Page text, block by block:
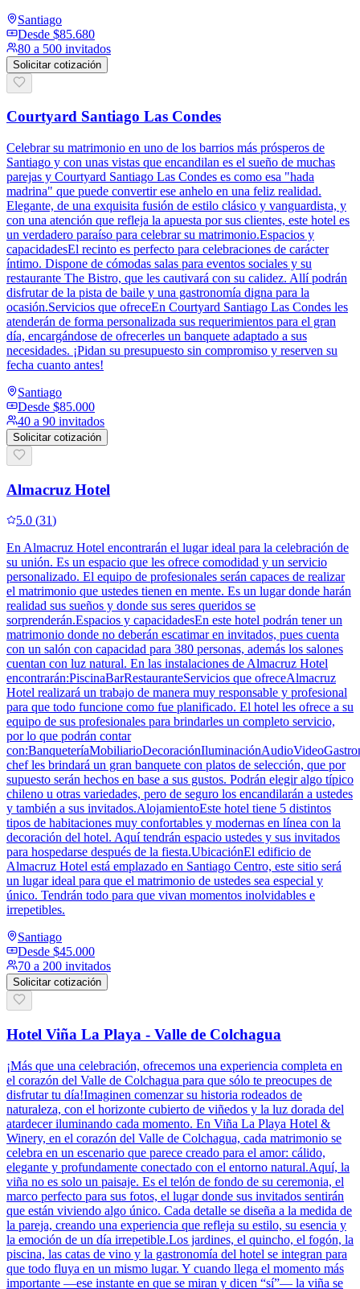
Santiago
Desde $85.680
80 a 500 invitados
Solicitar cotización
Courtyard Santiago Las Condes
Celebrar su matrimonio en uno de los barrios más prósperos de
Santiago y con unas vistas que encandilan es el sueño de muchas
parejas y Courtyard Santiago Las Condes es como esa "hada
madrina" que puede convertir ese anhelo en una feliz realidad.
Elegante, de una exquisita fusión de estilo clásico y vanguardista, y
con una atención que refleja la apuesta por sus clientes, este hotel es
un verdadero paraíso para celebrar su matrimonio.Espacios y
capacidadesEl recinto es perfecto para celebraciones de carácter
íntimo. Dispone de cómodas salas para eventos sociales y su
restaurante The Bistro, que les cautivará con su calidez. Allí podrán
disfrutar de la pista de baile y una gastronomía digna para la
ocasión.Servicios que ofreceEn Courtyard Santiago Las Condes les
atenderán de forma personalizada sus requerimientos para el gran
día, encargándose de ofrecerles un banquete adaptado a sus
necesidades. ¡Pidan su presupuesto sin compromiso y reserven su
fecha cuanto antes!
Santiago
Desde $85.000
40 a 90 invitados
Solicitar cotización
Almacruz Hotel
5.0 (31)
En Almacruz Hotel encontrarán el lugar ideal para la celebración de
su unión. Es un espacio que les ofrece comodidad y un servicio
personalizado. El equipo de profesionales serán capaces de realizar
el matrimonio que ustedes tienen en mente. Es un lugar donde harán
realidad sus sueños y donde sus seres queridos se
sorprenderán.Espacios y capacidadesEn este hotel podrán tener un
matrimonio donde no deberán escatimar en invitados, pues cuenta
con un salón con capacidad para 380 personas, además los salones
cuentan con luz natural. En las instalaciones de Almacruz Hotel
encontrarán:PiscinaBarRestauranteServicios que ofreceAlmacruz
Hotel realizará un trabajo de manera muy responsable y profesional
para que todo funcione como fue planificado. El hotel les ofrece a su
equipo de sus profesionales para brindarles un completo servicio,
por lo que podrán contar
chef les brindará un gran banquete con platos de selección, que por
supuesto serán hechos en base a sus gustos. Podrán elegir algo típico
chileno u otras variedades, pero de seguro los encandilarán a ustedes
y también a sus invitados.AlojamientoEste hotel tiene 5 distintos
tipos de habitaciones muy confortables y modernas en línea con la
decoración del hotel. Aquí tendrán espacio ustedes y sus invitados
para hospedarse después de la fiesta.UbicaciónEl edificio de
Almacruz Hotel está emplazado en Santiago Centro, este sitio será
un lugar ideal para que el matrimonio de ustedes sea especial y
único. Tendrán todo para que vivan momentos inolvidables e
irrepetibles.
Santiago
Desde $45.000
70 a 200 invitados
Solicitar cotización
Hotel Viña La Playa - Valle de Colchagua
¡Más que una celebración, ofrecemos una experiencia completa en
el corazón del Valle de Colchagua para que sólo te preocupes de
disfrutar tu día!Imaginen comenzar su historia rodeados de
naturaleza, con el horizonte cubierto de viñedos y la luz dorada del
atardecer iluminando cada momento. En Viña La Playa Hotel &
Winery, en el corazón del Valle de Colchagua, cada matrimonio se
celebra en un escenario que parece creado para el amor: cálido,
elegante y profundamente conectado con el entorno natural.Aquí, la
viña no es solo un paisaje. Es el telón de fondo de su ceremonia, el
marco perfecto para sus fotos, el lugar donde sus invitados sentirán
que están viviendo algo único. Cada detalle se diseña a la medida de
la pareja, creando una experiencia que refleja su estilo, su esencia y
la emoción de un día irrepetible.Los jardines, el quincho, el fogón, la
piscina, las catas de vino y la gastronomía del hotel se integran para
que todo fluya en un mismo lugar. Y cuando llega el momento más
importante —ese instante en que se miran y dicen “sí”— la viña se